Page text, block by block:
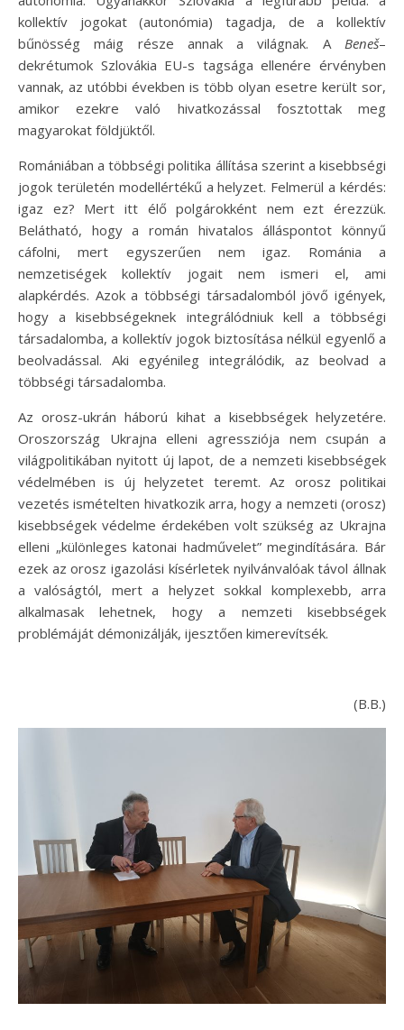
kollektív jogokat (autonómia) tagadja, de a kollektív
bűnösség máig része annak a világnak. A Beneš–
dekrétumok Szlovákia EU-s tagsága ellenére érvényben
vannak, az utóbbi években is több olyan esetre került sor,
amikor ezekre való hivatkozással fosztottak meg
magyarokat földjüktől.
Romániában a többségi politika állítása szerint a kisebbségi
jogok területén modellértékű a helyzet. Felmerül a kérdés:
igaz ez? Mert itt élő polgárokként nem ezt érezzük.
Belátható, hogy a román hivatalos álláspontot könnyű
cáfolni, mert egyszerűen nem igaz. Románia a
nemzetiségek kollektív jogait nem ismeri el, ami
alapkérdés. Azok a többségi társadalomból jövő igények,
hogy a kisebbségeknek integrálódniuk kell a többségi
társadalomba, a kollektív jogok biztosítása nélkül egyenlő a
beolvadással. Aki egyénileg integrálódik, az beolvad a
többségi társadalomba.
Az orosz-ukrán háború kihat a kisebbségek helyzetére.
Oroszország Ukrajna elleni agressziója nem csupán a
világpolitikában nyitott új lapot, de a nemzeti kisebbségek
védelmében is új helyzetet teremt. Az orosz politikai
vezetés ismételten hivatkozik arra, hogy a nemzeti (orosz)
kisebbségek védelme érdekében volt szükség az Ukrajna
elleni „különleges katonai hadművelet” megindítására. Bár
ezek az orosz igazolási kísérletek nyilvánvalóak távol állnak
a valóságtól, mert a helyzet sokkal komplexebb, arra
alkalmasak lehetnek, hogy a nemzeti kisebbségek
problémáját démonizálják, ijesztően kimerevítsék.
(B.B.)